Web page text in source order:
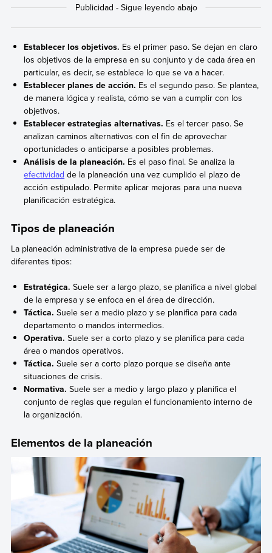
Establecer los objetivos. Es el primer paso. Se dejan en claro
los objetivos de la empresa en su conjunto y de cada área en
particular, es decir, se establece lo que se va a hacer.
Establecer planes de acción. Es el segundo paso. Se plantea,
de manera lógica y realista, cómo se van a cumplir con los
objetivos.
Establecer estrategias alternativas. Es el tercer paso. Se
analizan caminos alternativos con el fin de aprovechar
oportunidades o anticiparse a posibles problemas.
Análisis de la planeación. Es el paso final. Se analiza la
efectividad de la planeación una vez cumplido el plazo de
acción estipulado. Permite aplicar mejoras para una nueva
planificación estratégica.
Tipos de planeación
La planeación administrativa de la empresa puede ser de
diferentes tipos:
Estratégica. Suele ser a largo plazo, se planifica a nivel global
de la empresa y se enfoca en el área de dirección.
Táctica. Suele ser a medio plazo y se planifica para cada
departamento o mandos intermedios.
Operativa. Suele ser a corto plazo y se planifica para cada
área o mandos operativos.
Táctica. Suele ser a corto plazo porque se diseña ante
situaciones de crisis.
Normativa. Suele ser a medio y largo plazo y planifica el
conjunto de reglas que regulan el funcionamiento interno de
la organización.
Elementos de la planeación